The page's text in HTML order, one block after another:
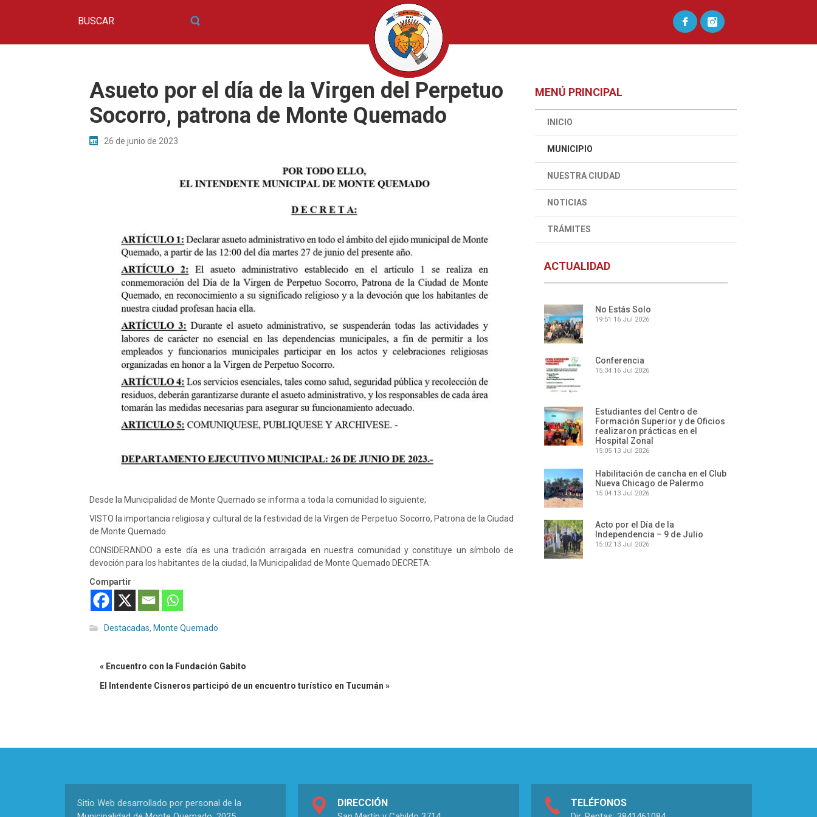
Asueto por el día de la Virgen del Perpetuo
Socorro, patrona de Monte Quemado
26 de junio de 2023
Desde la Municipalidad de Monte Quemado se informa a toda la comunidad lo siguiente;
VISTO la importancia religiosa y cultural de la festividad de la Virgen de Perpetuo Socorro, Patrona de la Ciudad
de Monte Quemado.
CONSIDERANDO a este día es una tradición arraigada en nuestra comunidad y constituye un símbolo de
devoción para los habitantes de la ciudad, la Municipalidad de Monte Quemado DECRETA:
Compartir
Destacadas, Monte Quemado
« Encuentro con la Fundación Gabito
El Intendente Cisneros participó de un encuentro turístico en Tucumán »
MENÚ PRINCIPAL
INICIO
MUNICIPIO
NUESTRA CIUDAD
NOTICIAS
TRÁMITES
ACTUALIDAD
No Estás Solo
19:51 16 Jul 2026
Conferencia
15:34 16 Jul 2026
Estudiantes del Centro de
Formación Superior y de Oficios
realizaron prácticas en el
Hospital Zonal
15:05 13 Jul 2026
Habilitación de cancha en el Club
Nueva Chicago de Palermo
15:04 13 Jul 2026
Acto por el Día de la
Independencia – 9 de Julio
15:02 13 Jul 2026
Sitio Web desarrollado por personal de la
DIRECCIÓN TELÉFONOS